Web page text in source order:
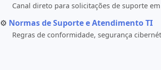
Canal direto para solicitações de suporte
⚙️ Normas de Suporte e Atendimento TI
Regras de conformidade, segurança